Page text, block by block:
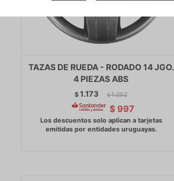
TAZAS DE RUEDA - RODADO 14 JGO.
4 PIEZAS ABS
$1.173 $ 1.202
$ 997